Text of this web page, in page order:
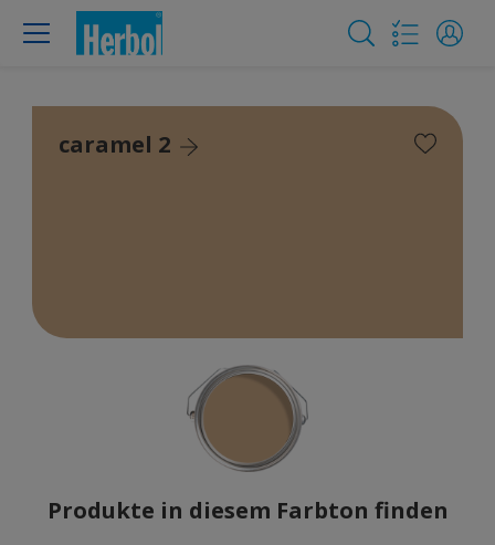
caramel 2
Produkte in diesem Farbton finden